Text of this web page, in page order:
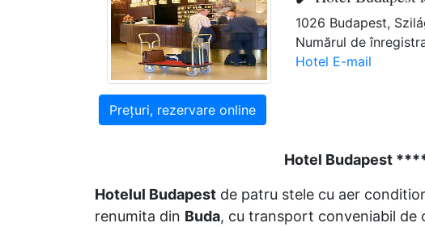
1026 Budapest,
Numărul de
Hotel E-mail
Prețuri, rezervare online
Hotel Budapest
Hotelul Budapest de patru stele cu aer
renumita din Buda, cu transport conveniabil de